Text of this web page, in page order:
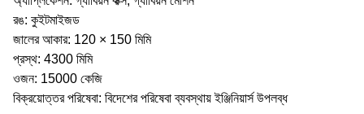
রঙ: কুইটমাইজড
জালের আকার: 120 × 150 মিমি
প্রস্থ: 4300 মিমি
ওজন: 15000 কেজি
বিক্রয়োত্তর পরিষেবা: বিদেশের পরিষেবা ব্যবস্থায় ইঞ্জিনিয়ার্স উপলব্ধ